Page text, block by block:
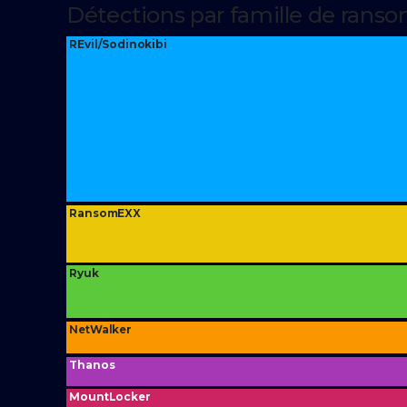
Détections par famille de
REvil/Sodinokibi
RansomEXX
Ryuk
NetWalker
Thanos
MountLocker